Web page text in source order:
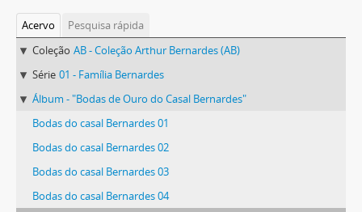
Acervo
Pesquisa rápida
Coleção AB - Coleção Arthur Bernardes (AB)
Série 01 - Família Bernardes
Álbum - "Bodas de Ouro do Casal Bernardes"
Bodas do casal Bernardes 01
Bodas do casal Bernardes 02
Bodas do casal Bernardes 03
Bodas do casal Bernardes 04